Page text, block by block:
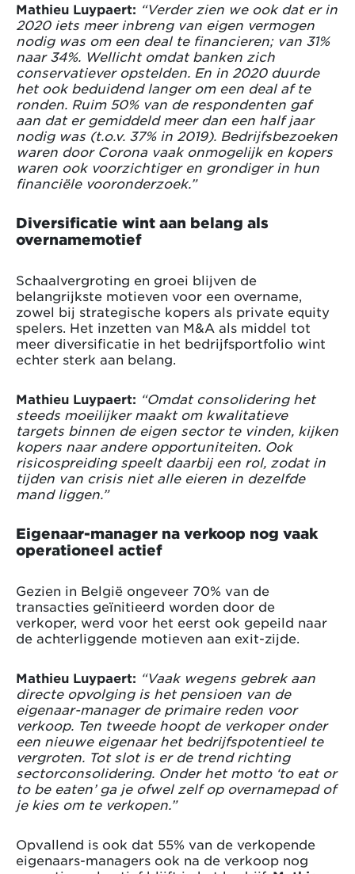
Mathieu Luypaert: “Verder zien we ook dat er in
2020 iets meer inbreng van eigen vermogen
nodig was om een deal te financieren; van 31%
naar 34%. Wellicht omdat banken zich
conservatiever opstelden. En in 2020 duurde
het ook beduidend langer om een deal af te
ronden. Ruim 50% van de respondenten gaf
aan dat er gemiddeld meer dan een half jaar
nodig was (t.o.v. 37% in 2019). Bedrijfsbezoeken
waren door Corona vaak onmogelijk en kopers
waren ook voorzichtiger en grondiger in hun
financiële vooronderzoek.”
Diversificatie wint aan belang als
overnamemotief
Schaalvergroting en groei blijven de
belangrijkste motieven voor een overname,
zowel bij strategische kopers als private equity
spelers. Het inzetten van M&A als middel tot
meer diversificatie in het bedrijfsportfolio wint
echter sterk aan belang.
Mathieu Luypaert: “Omdat consolidering het
steeds moeilijker maakt om kwalitatieve
targets binnen de eigen sector te vinden, kijken
kopers naar andere opportuniteiten. Ook
risicospreiding speelt daarbij een rol, zodat in
tijden van crisis niet alle eieren in dezelfde
mand liggen.”
Eigenaar-manager na verkoop nog vaak
operationeel actief
Gezien in België ongeveer 70% van de
transacties geïnitieerd worden door de
verkoper, werd voor het eerst ook gepeild naar
de achterliggende motieven aan exit-zijde.
Mathieu Luypaert: “Vaak wegens gebrek aan
directe opvolging is het pensioen van de
eigenaar-manager de primaire reden voor
verkoop. Ten tweede hoopt de verkoper onder
een nieuwe eigenaar het bedrijfspotentieel te
vergroten. Tot slot is er de trend richting
sectorconsolidering. Onder het motto ‘to eat or
to be eaten’ ga je ofwel zelf op overnamepad of
je kies om te verkopen.”
Opvallend is ook dat 55% van de verkopende
eigenaars-managers ook na de verkoop nog